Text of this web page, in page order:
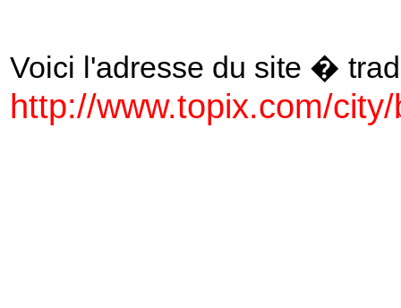
Voici l'adresse du site �
http://www.topix.com/